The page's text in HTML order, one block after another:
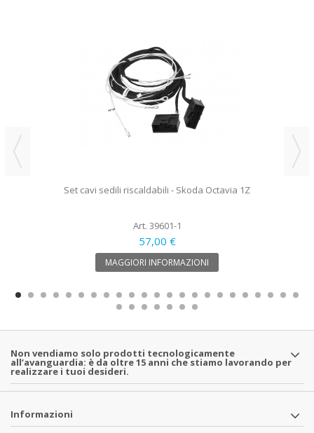
Set cavi sedili riscaldabili - Skoda Octavia 1Z
Art. 39601-1
57,00 €
MAGGIORI INFORMAZIONI
Non vendiamo solo prodotti tecnologicamente
all’avanguardia: è da oltre 15 anni che stiamo lavorando per
realizzare i tuoi desideri.
Informazioni